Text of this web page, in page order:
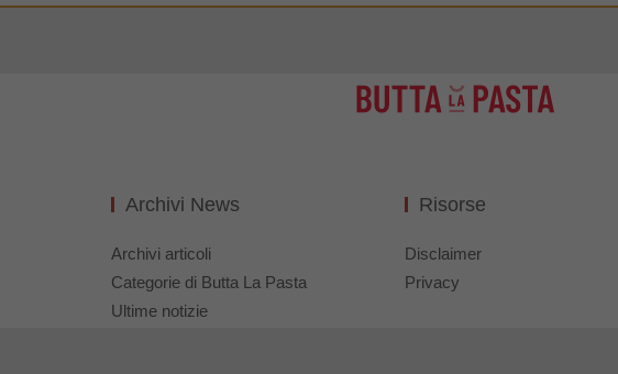
Archivi News
Archivi articoli
Categorie di Butta La Pasta
Ultime notizie
Risorse
Disclaimer
Privacy